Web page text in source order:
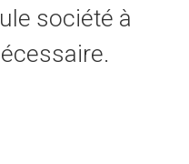
société à